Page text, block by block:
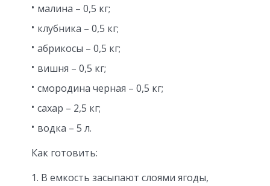
малина – 0,5 кг;
клубника – 0,5 кг;
абрикосы – 0,5 кг;
вишня – 0,5 кг;
смородина черная – 0,5 кг;
сахар – 2,5 кг;
водка – 5 л.
Как готовить:
В емкость засыпают слоями ягоды,